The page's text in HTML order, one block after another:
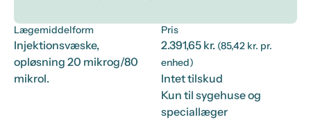
Lægemiddelform
Injektionsvæske,
opløsning 20 mikrog/80
mikrol.
Pris
2.391,65 kr. (85,42 kr. pr.
enhed)
Intet tilskud
Kun til sygehuse og
speciallæger